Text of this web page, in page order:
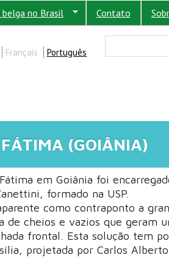
no Brasil Contato
Français Português
(GOIÂNIA)
em Goiânia foi
formado na USP.
como contraponto a
de cheios e vazios que geram
frontal. Esta solução tem
projetada por Carlos